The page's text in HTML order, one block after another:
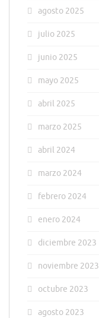
agosto 2025
julio 2025
junio 2025
mayo 2025
abril 2025
marzo 2025
abril 2024
marzo 2024
febrero 2024
enero 2024
diciembre 2023
noviembre 2023
octubre 2023
agosto 2023